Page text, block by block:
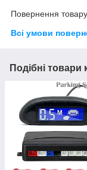
Повернення
Всі умови
Подібні товари